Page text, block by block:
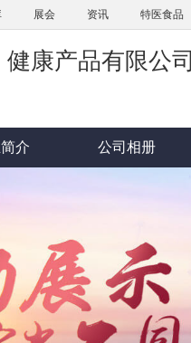
展会 资讯 特医食品
康产品有限公司
介 公司相册